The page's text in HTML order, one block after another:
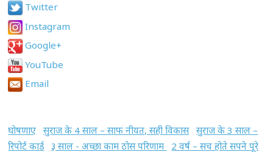
Twitter
Instagram
Google+
YouTube
Email
घोषणाए सुराज के 4 साल – साफ नीयत, सही विकास सुराज के 3 साल –
रिपोर्ट कार्ड
३ साल - अच्छा काम ठोस परिणाम
2 वर्ष – सच होते सपने पूरे